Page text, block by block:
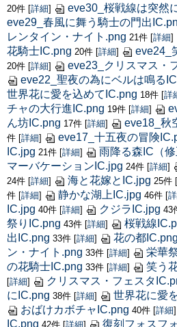
20件 [詳細] eve30_桜戦線は突然
eve29_春風に舞う騎士の門出
レンタイン・ナイト.png 21件 [詳細]
花騎士IC.png 20件 [詳細] eve24_
20件 [詳細] eve23_クリスマス・
eve22_聖夜の為にベルは鳴る
世界花に愛を込めてIC.png 18件 [詳
チャの大行進IC.png 19件 [詳細]
ん坊IC.png 17件 [詳細] eve18_秋
件 [詳細] eve17_十五夜の冒険
IC.jpg 21件 [詳細] 雨降る森IC（
マーバケーションIC.jpg 24件 [詳細]
24件 [詳細] 海と花嫁とIC.jpg 25件 [
件 [詳細] 静かな湖上IC.jpg 46件 [
IC.jpg 40件 [詳細] クジラIC.jpg 43
祭りIC.png 43件 [詳細] 桜戦線
出IC.png 33件 [詳細] 花の都IC.png
ン・ナイト.png 33件 [詳細] 栄華
の花騎士IC.png 33件 [詳細] 笑う
[詳細] クリスマス・フェスタ
にIC.png 38件 [詳細] 世界花に愛
おばけカボチャIC.png 40件 [詳細]
IC.png 42件 [詳細] 復刻フォスフ